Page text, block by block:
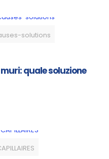
solutions
quale soluzione